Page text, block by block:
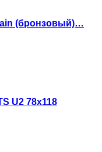
(бронзовый)…
U2 78х118